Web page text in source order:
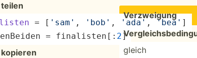
= [ 'sam' , 'bob' , 'ada' , 'bea' ]
= finali­ste­n[: 2]
Verzwe­igung
gleich